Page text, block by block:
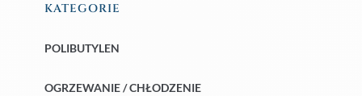
KATEGORIE
POLIBUTYLEN
OGRZEWANIE / CHŁODZENIE